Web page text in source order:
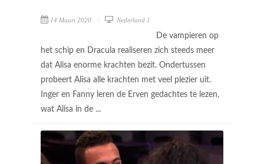
14 Maart 2020 Nederland 1
De vampieren op
het schip en Dracula realiseren zich steeds meer
dat Alisa enorme krachten bezit. Ondertussen
probeert Alisa alle krachten met veel plezier uit.
Inger en Fanny leren de Erven gedachtes te lezen,
wat Alisa in de ...